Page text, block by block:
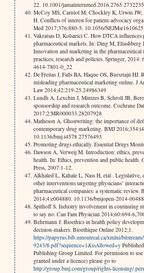
22. 10.1001/jamainternmed.2016.2765
McCoy MS, Carniol M, Chockley K, Urwin JW,
H. Conflicts of interest for patient-advocacy
Med 2017;376:880-5. 10.1056/
Vakratsas D, Kolsarici C. How DTCA influences
pharmaceutical markets. In: Ding M, Eliashberg
Innovation and marketing in the pharmaceutical
practices, research and policies. Springer,
4614-7801-0_22
De Freitas J, Falls BA, Haque OS, Bursztajn HJ.
misleading pharmaceutical marketing online. J
Law 2014;42:219-25.24986349
Lundh A, Lexchin J, Mintzes B, Schroll JB,
sponsorship and research outcome. Cochrane
2017;2:MR000033.28207928
Matheson A. Ghostwriting: the importance of
contemporary drug marketing. BMJ
10.1136/bmj.i4578 27576493
Promoting drugs ethically. Essential Drugs
Dawson A, Verweij M. Introduction: ethics,
health. In: Ethics, prevention and public health.
Press, 2007:1-12.
Alkhaled L, Kahale L, Nass H, etal . Legislative,
other interventions targeting physicians’
pharmaceutical companies: a systematic review.
2014;4:e004880. 10.1136/bmjopen-2014-
Spithoff S. Industry involvement in continuing
to say no. Can Fam Physician 2014;60:694-
Behrmann J. Bioethics in health policy
decision-makers. Bioethique Online 2012;1.
https://papyrus.bib.umontreal.ca/xmlui/
9243/8.pdf?sequence=1&isAllowed=y
Publishing Group Limited. For permission to
granted under a licence) please go to
http://group.bmj.com/group/rights-licensing/